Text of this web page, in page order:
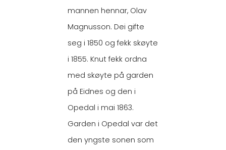
mannen hennar, Olav
Magnusson. Dei gifte
seg i 1850 og fekk skøyte
i 1855. Knut fekk ordna
med skøyte på garden
på Eidnes og den i
Opedal i mai 1863.
Garden i Opedal var det
den yngste sonen som